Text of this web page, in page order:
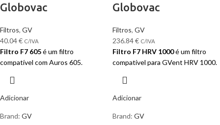
Globovac
Filtros, GV
40.04€ C/IVA
Filtro F7 605é um filtro
compatível com Auros 605.
Adicionar
Brand: GV
Globovac
Filtros, GV
236.84€ C/IVA
Filtro F7 HRV 1000é um filtro
compatível para GVent HRV 1000.
Adicionar
Brand: GV